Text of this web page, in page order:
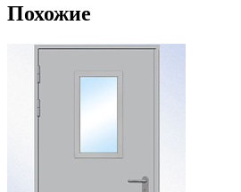
Похожие